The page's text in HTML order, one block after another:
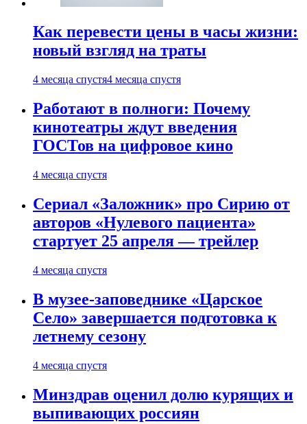
Как перевести цены в часы жизни:
новый взгляд на траты
4 месяца спустя4 месяца спустя
Работают в полноги: Почему
кинотеатры ждут введения
ГОСТов на цифровое кино
4 месяца спустя
Сериал «Заложник» про Сирию от
авторов «Нулевого пациента»
стартует 25 апреля — трейлер
4 месяца спустя
В музее-заповеднике «Царское
Село» завершается подготовка к
летнему сезону
4 месяца спустя
Минздрав оценил долю курящих и
выпивающих россиян